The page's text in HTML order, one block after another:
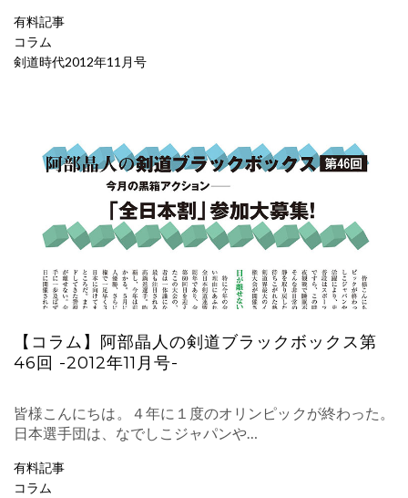
有料記事
コラム
剣道時代2012年11月号
【コラム】阿部晶人の剣道ブラックボックス第
46回 -2012年11月号-
皆様こんにちは。４年に１度のオリンピックが終わった。
日本選手団は、なでしこジャパンや…
有料記事
コラム